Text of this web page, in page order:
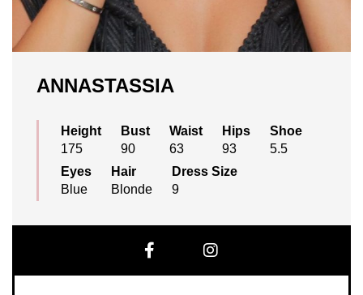
ANNASTASSIA
Height
175
Bust
90
Waist
63
Hips
93
Shoe
5.5
Eyes
Blue
Hair
Blonde
Dress Size
9
Facebook Instagram